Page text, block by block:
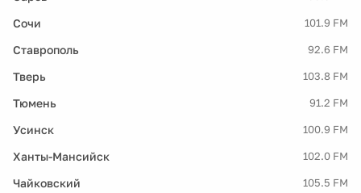
Сочи 101.9 FM
Ставрополь 92.6 FM
Тверь 103.8 FM
Тюмень 91.2 FM
Усинск 100.9 FM
Ханты-Мансийск 102.0 FM
Чайковский 105.5 FM